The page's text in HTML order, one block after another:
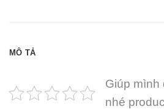
MÔ TẢ
Giúp mình
nhé